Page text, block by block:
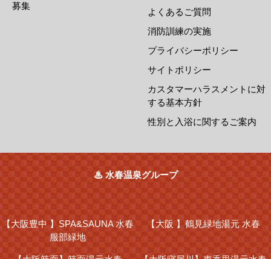
募集
よくあるご質問
消防訓練の実施
プライバシーポリシー
サイトポリシー
カスタマーハラスメントに対
する基本方針
性別と入浴に関するご案内
♨ 水春温泉グループ
【大阪豊中 】SPA&SAUNA 水春
服部緑地
【大阪 】鶴見緑地湯元 水春